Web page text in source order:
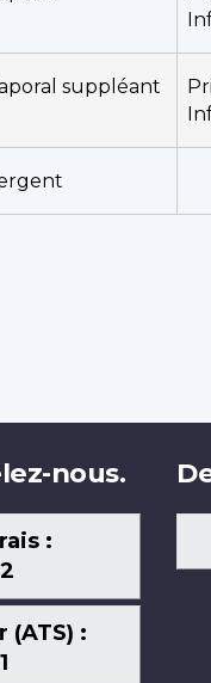
suppléant
nous.
:
: